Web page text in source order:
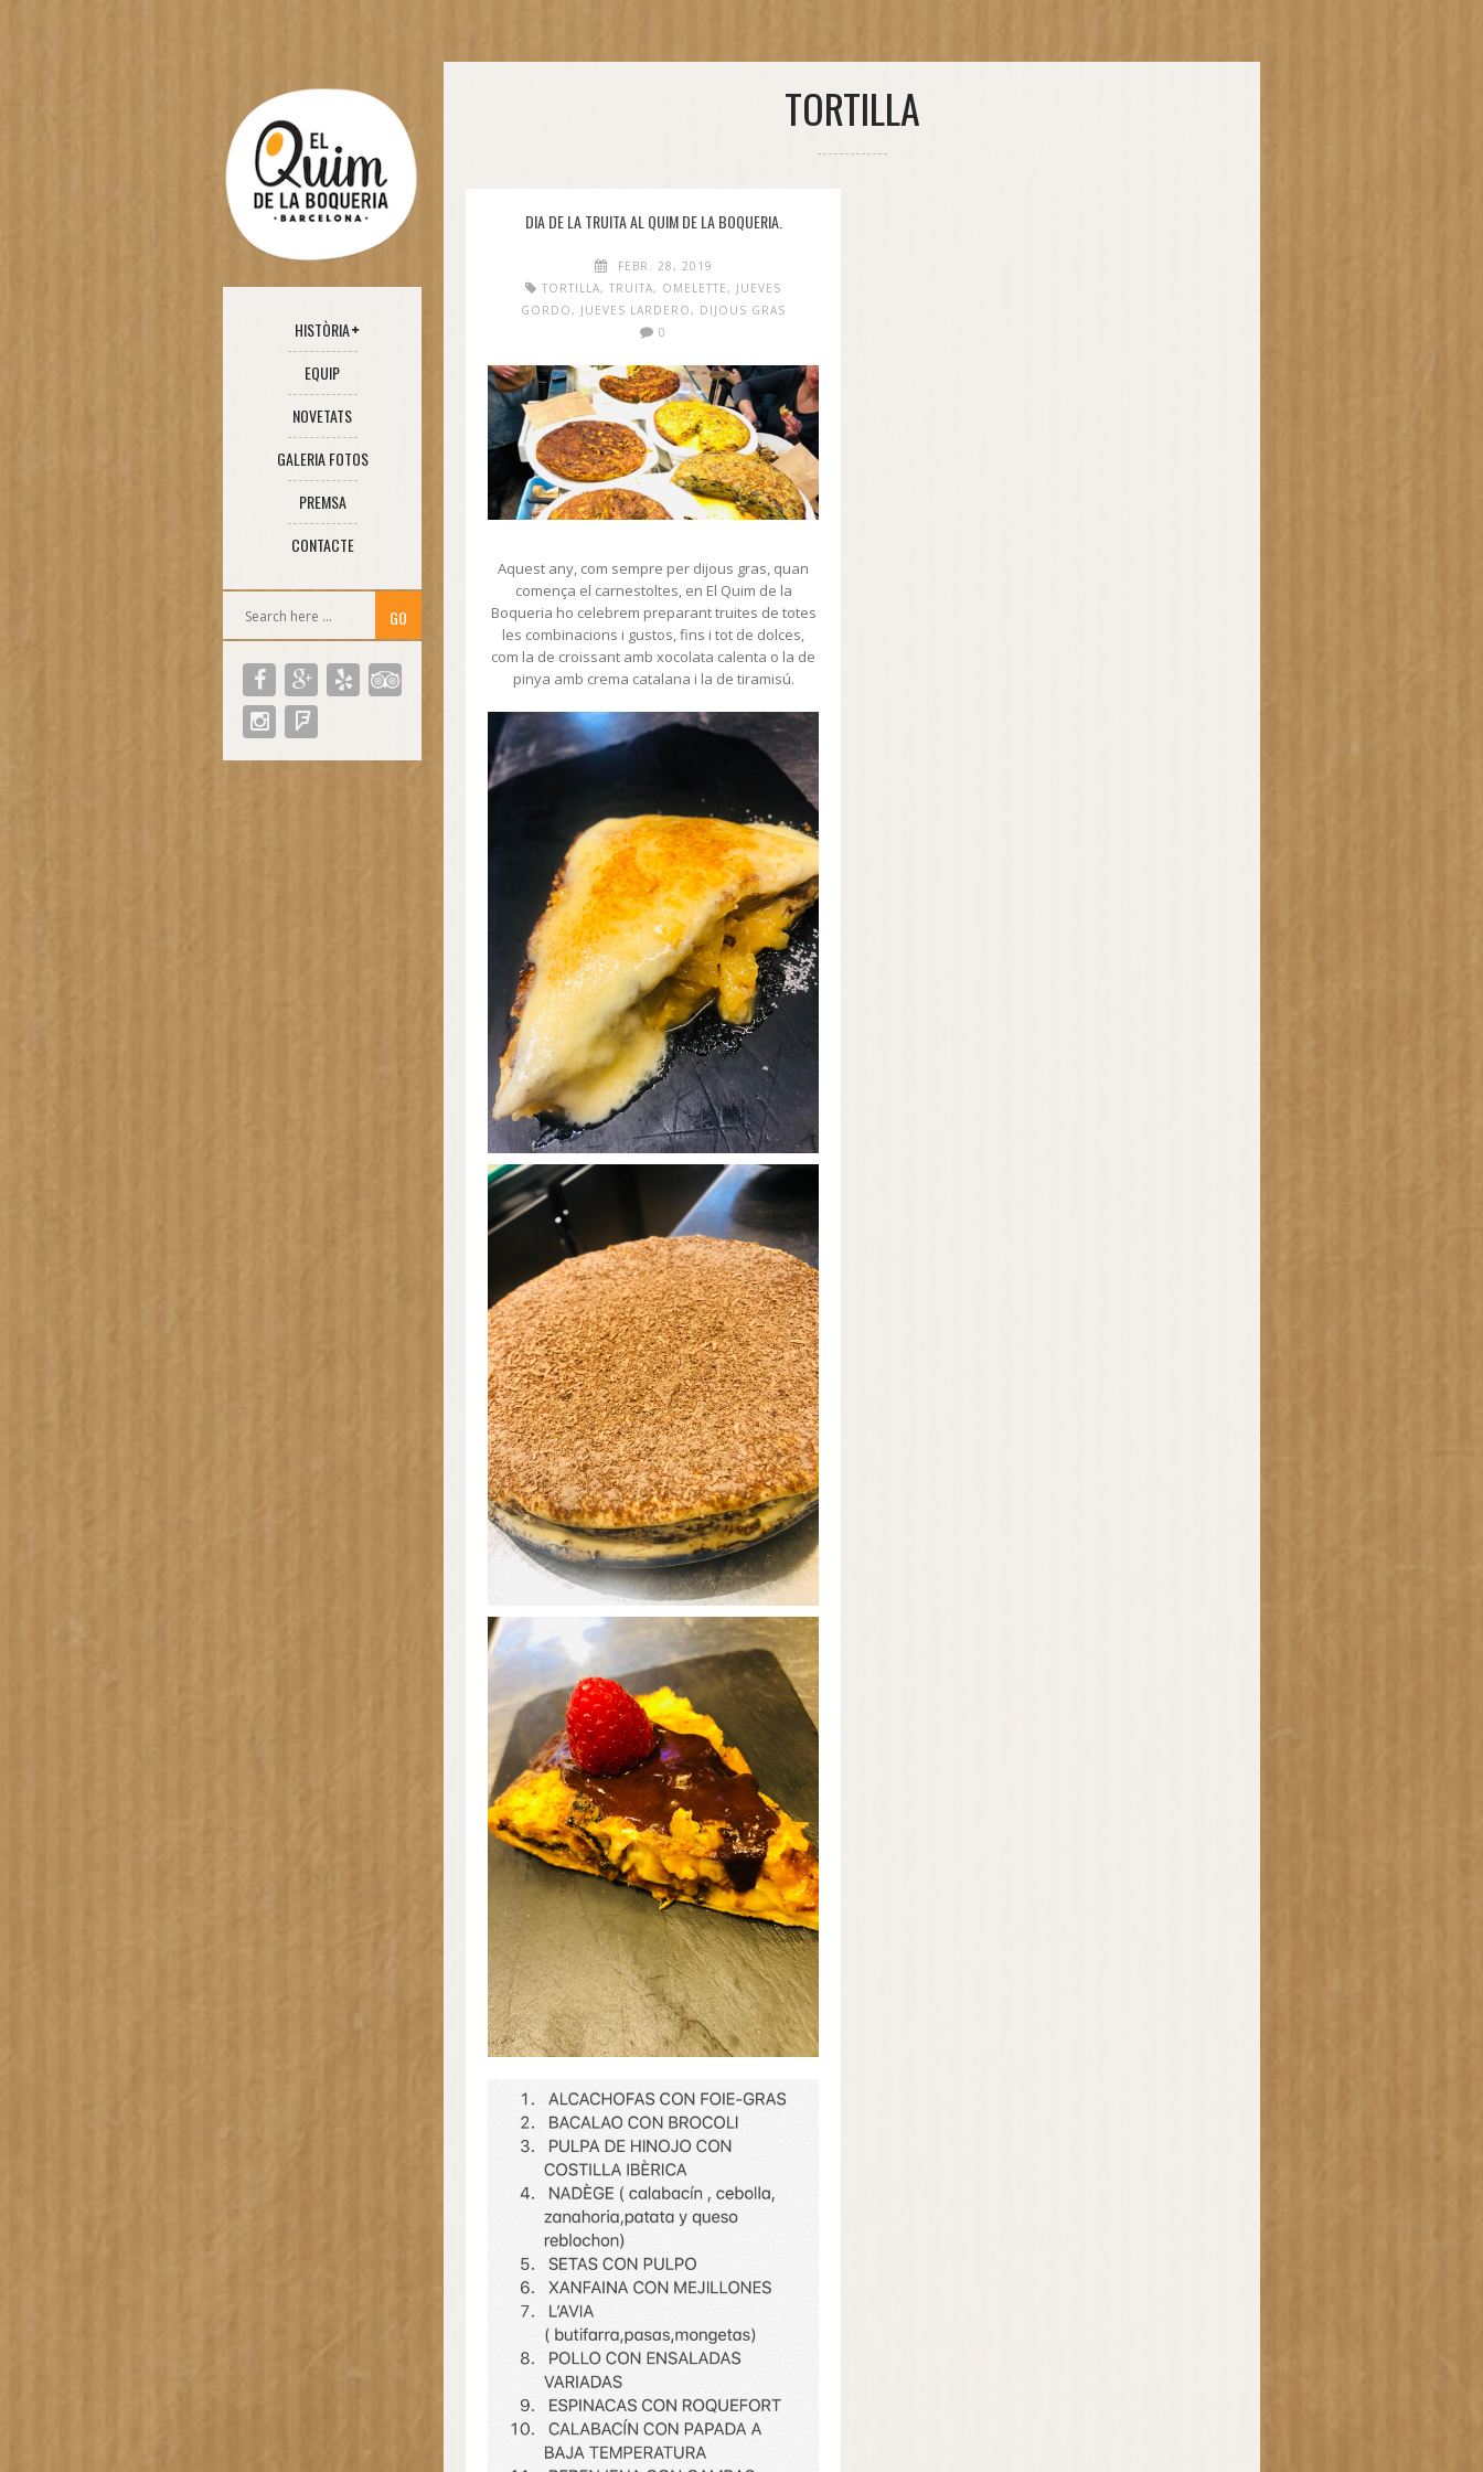
HISTÒRIA
EQUIP
NOVETATS
GALERIA FOTOS
PREMSA
CONTACTE
TORTILLA
DIA DE LA TRUITA AL QUIM DE LA BOQUERIA.
FEBR. 28, 2019
TORTILLA, TRUITA, OMELETTE, JUEVES
GORDO, JUEVES LARDERO, DIJOUS GRAS
0
Aquest any, com sempre per dijous gras, quan
comença el carnestoltes, en El Quim de la
Boqueria ho celebrem preparant truites de totes
les combinacions i gustos, fins i tot de dolces,
com la de croissant amb xocolata calenta o la de
pinya amb crema catalana i la de tiramisú.